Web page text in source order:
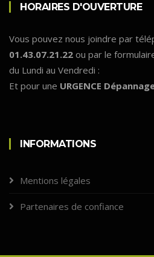
HORAIRES D'OUVERTURE
Vous pouvez nous joindre par
01.43.07.21.22 ou par le
du Lundi au Vendredi :
Et pour une URGENCE
INFORMATIONS
Mentions légales
Partenaires de confiance